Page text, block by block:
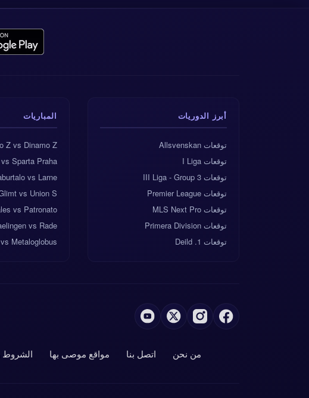
أبرز الدوريات
توقعات Allsvenskan
توقعات I Liga
توقعات III Liga - Group 3
توقعات Premier League
توقعات MLS Next Pro
توقعات Primera Division
توقعات 1. Deild
المباريات
Z vs Dinamo Z
Sparta Praha
vs Larne
vs Union S
vs Patronato
vs Rade
Metaloglobus
من نحن اتصل بنا مواقع موصى بها الشروط